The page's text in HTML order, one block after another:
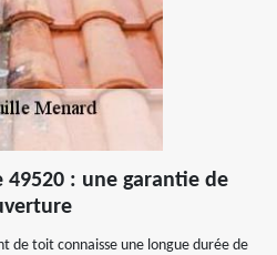
49520 : une garantie de
de toit connaisse une longue durée de